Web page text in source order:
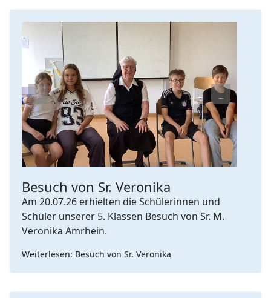
Previous Next
Besuch von Sr. Veronika
Am 20.07.26 erhielten die Schülerinnen und
Schüler unserer 5. Klassen Besuch von Sr. M.
Veronika Amrhein.
Weiterlesen: Besuch von Sr. Veronika